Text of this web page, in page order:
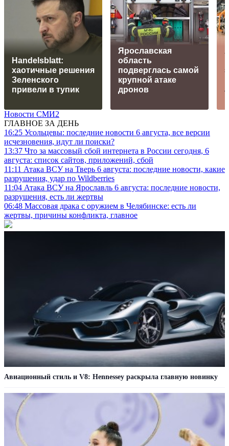
Handelsblatt:
хаотичные решения
Зеленского
привели в тупик
Ярославская
область
подверглась самой
крупной атаке
дронов
Новости СМИ2
ГЛАВНОЕ ЗА ДЕНЬ
16:25 Усольцевы: последние новости 6 августа, все версии
исчезновения, идут ли поиски?
13:37 Что за массовый сбой интернета в России сегодня, 6
августа: список сайтов, приложений, сбой
11:11 Атака ВСУ на Тверь 6 августа: последние новости, какие
разрушения, удар по Wildberries
11:04 Атака ВСУ на Ярославль 6 августа: последние новости,
разрушения, есть ли жертвы
06:48 Массовая драка с оружием в Челябинске: есть ли
жертвы, причины конфликта, главное
Авиационный стиль и V8: Hennessey раскрыла главную новинку